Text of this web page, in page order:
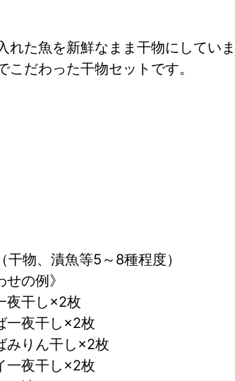
た魚を新鮮なまま干物にしていま
だわった干物セットです。
干物、漬魚等5～8種程度）
せの例》
夜干し×2枚
一夜干し×2枚
みりん干し×2枚
一夜干し×2枚